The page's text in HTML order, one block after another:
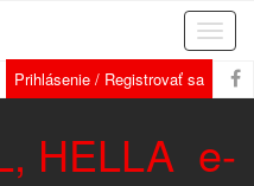
Prihlásenie / Registrovať sa
HELLA e-